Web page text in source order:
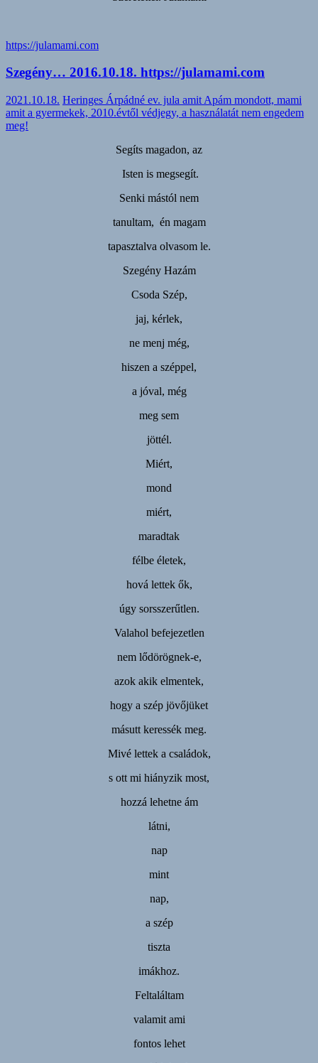
https://julamami.com
Szegény… 2016.10.18. https://julamami.com
2021.10.18. Heringes Árpádné ev. jula amit Apám mondott, mami
amit a gyermekek, 2010.évtől védjegy, a használatát nem engedem
meg!
Segíts magadon, az
Isten is megsegít.
Senki mástól nem
tanultam, én magam
tapasztalva olvasom le.
Szegény Hazám
Csoda Szép,
jaj, kérlek,
ne menj még,
hiszen a széppel,
a jóval, még
meg sem
jöttél.
Miért,
mond
miért,
maradtak
félbe életek,
hová lettek ők,
úgy sorsszerűtlen.
Valahol befejezetlen
nem lődörögnek-e,
azok akik elmentek,
hogy a szép jövőjüket
másutt keressék meg.
Mivé lettek a családok,
s ott mi hiányzik most,
hozzá lehetne ám
látni,
nap
mint
nap,
a szép
tiszta
imákhoz.
Feltaláltam
valamit ami
fontos lehet